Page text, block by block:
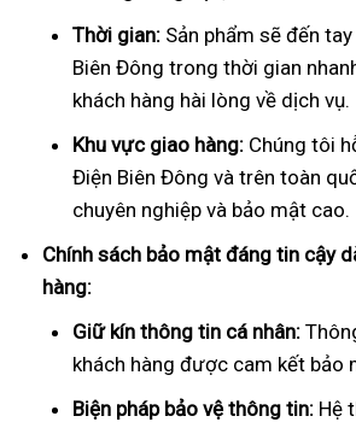
Thời gian: Sản phẩm sẽ đến
Biên Đông trong thời gian
khách hàng hài lòng về dịch vụ.
Khu vực giao hàng: Chúng tôi
Điện Biên Đông và trên toàn
chuyên nghiệp và bảo mật cao.
Chính sách bảo mật đáng tin cậy
hàng:
Giữ kín thông tin cá nhân:
khách hàng được cam kết bảo
Biện pháp bảo vệ thông tin: Hệ